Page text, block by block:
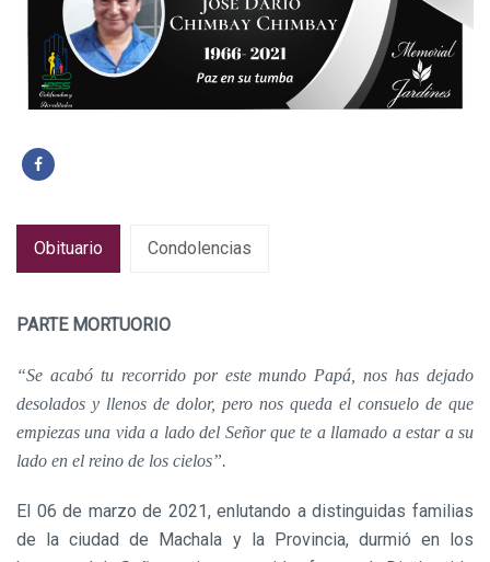
Obituario Condolencias
PARTE MORTUORIO
“Se acabó tu recorrido por este mundo Papá, nos has dejado
desolados y llenos de dolor, pero nos queda el consuelo de que
empiezas una vida a lado del Señor que te a llamado a estar a su
lado en el reino de los cielos”.
El 06 de marzo de 2021, enlutando a distinguidas familias
de la ciudad de Machala y la Provincia, durmió en los